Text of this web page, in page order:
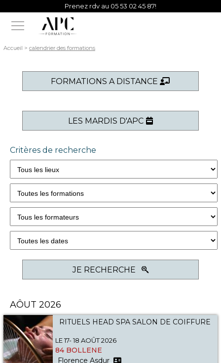
Prenez rdv au 05 53 02 45 87!
Vous avez besoin d'un conseil d'un de nos experts?
Prenez rdv au 05 53 02 45 87!
Accueil > calendrier des formations
FORMATIONS A DISTANCE
LES MARDIS D'APC
Critères de recherche
JE RECHERCHE
AÔUT 2026
RITUELS HEAD SPA SALON DE COIFFURE
LE 17- 18 AOÛT 2026
84 BOLLENE
Florence Asdur